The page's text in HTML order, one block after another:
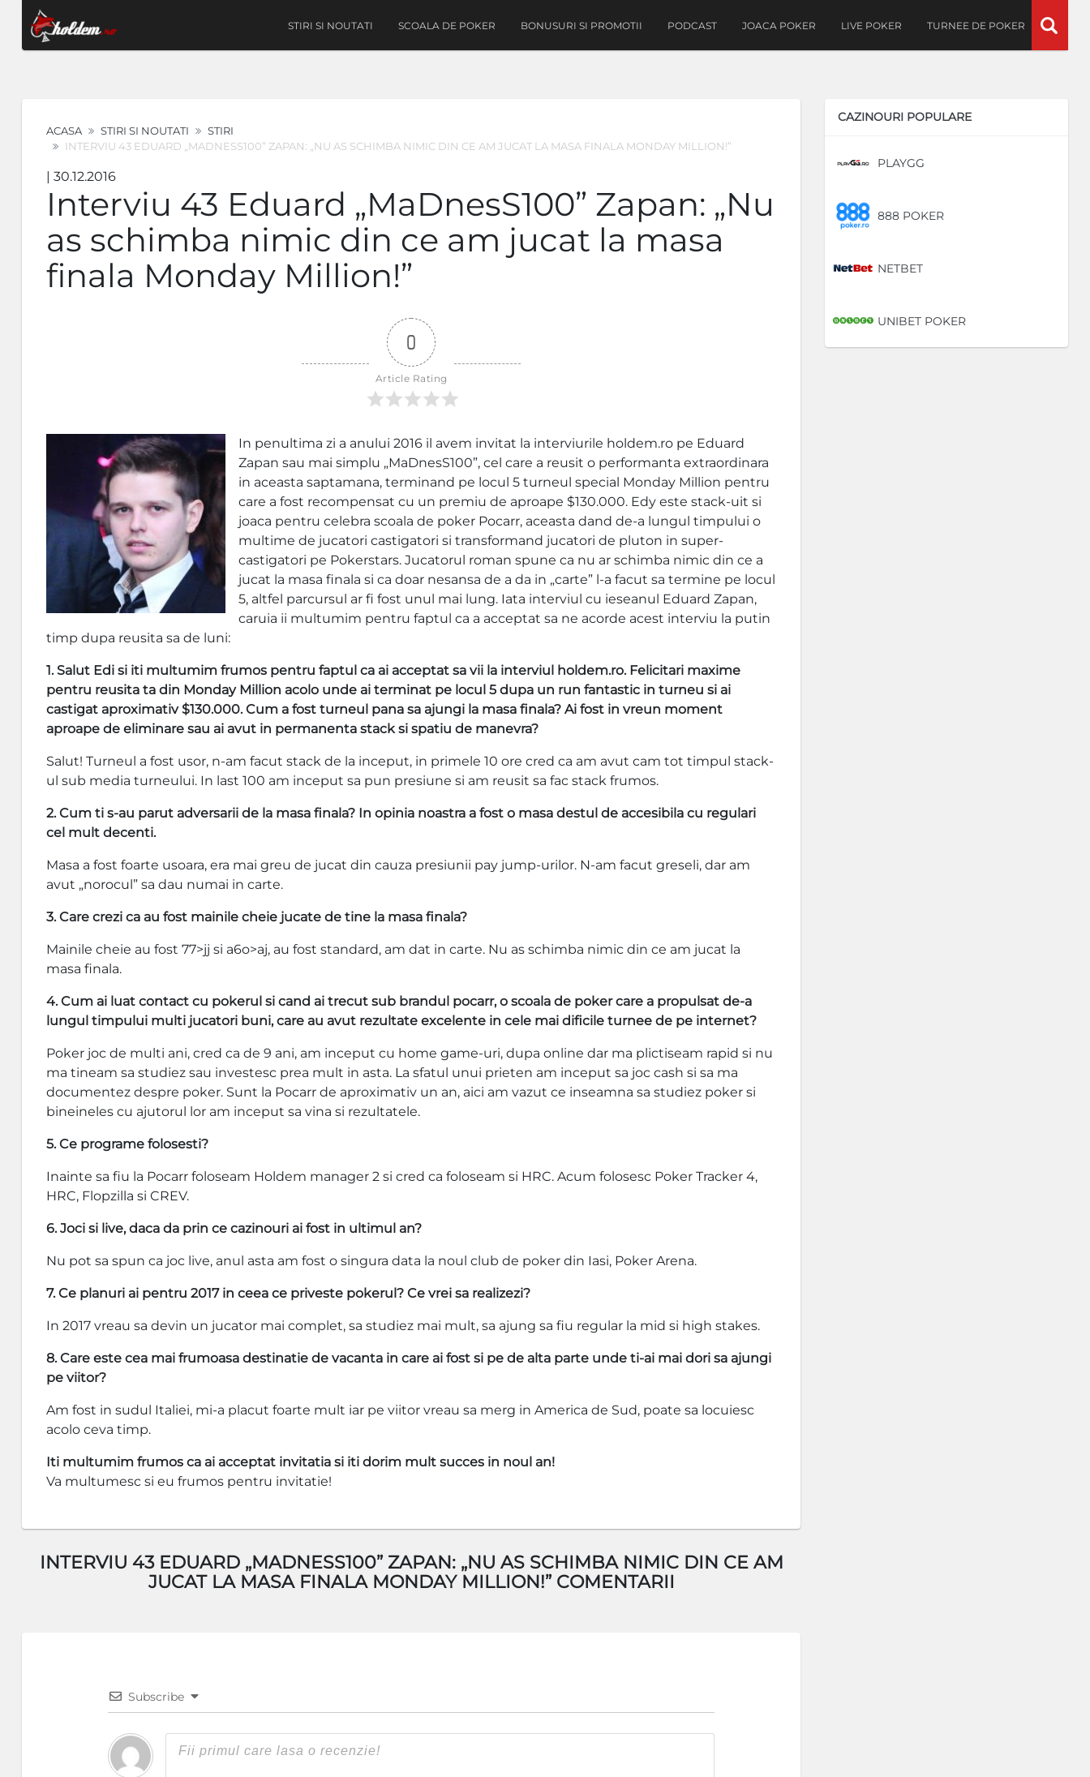
STIRI SI NOUTATI SCOALA DE POKER BONUSURI SI PROMOTII PODCAST JOACA POKER LIVE POKER TURNEE DE POKER
ACASA STIRI SI NOUTATI
STIRI
INTERVIU 43 EDUARD „MADNESS100” ZAPAN: „NU AS SCHIMBA NIMIC DIN CE AM JUCAT LA MASA FINALA MONDAY MILLION!”
| 30.12.2016
Interviu 43 Eduard „MaDnesS100” Zapan: „Nu
as schimba nimic din ce am jucat la masa
finala Monday Million!”
0
Article Rating
In penultima zi a anului 2016 il avem invitat la interviurile holdem.ro pe Eduard
Zapan sau mai simplu „MaDnesS100”, cel care a reusit o performanta extraordinara
in aceasta saptamana, terminand pe locul 5 turneul special Monday Million pentru
care a fost recompensat cu un premiu de aproape $130.000. Edy este stack-uit si
joaca pentru celebra scoala de poker Pocarr, aceasta dand de-a lungul timpului o
multime de jucatori castigatori si transformand jucatori de pluton in super-
castigatori pe Pokerstars. Jucatorul roman spune ca nu ar schimba nimic din ce a
jucat la masa finala si ca doar nesansa de a da in „carte” l-a facut sa termine pe locul
5, altfel parcursul ar fi fost unul mai lung. Iata interviul cu ieseanul Eduard Zapan,
caruia ii multumim pentru faptul ca a acceptat sa ne acorde acest interviu la putin
timp dupa reusita sa de luni:
1. Salut Edi si iti multumim frumos pentru faptul ca ai acceptat sa vii la interviul holdem.ro. Felicitari maxime
pentru reusita ta din Monday Million acolo unde ai terminat pe locul 5 dupa un run fantastic in turneu si ai
castigat aproximativ $130.000. Cum a fost turneul pana sa ajungi la masa finala? Ai fost in vreun moment
aproape de eliminare sau ai avut in permanenta stack si spatiu de manevra?
Salut! Turneul a fost usor, n-am facut stack de la inceput, in primele 10 ore cred ca am avut cam tot timpul stack-
ul sub media turneului. In last 100 am inceput sa pun presiune si am reusit sa fac stack frumos.
2. Cum ti s-au parut adversarii de la masa finala? In opinia noastra a fost o masa destul de accesibila cu regulari
cel mult decenti.
Masa a fost foarte usoara, era mai greu de jucat din cauza presiunii pay jump-urilor. N-am facut greseli, dar am
avut „norocul” sa dau numai in carte.
3. Care crezi ca au fost mainile cheie jucate de tine la masa finala?
Mainile cheie au fost 77>jj si a6o>aj, au fost standard, am dat in carte. Nu as schimba nimic din ce am jucat la
masa finala.
4. Cum ai luat contact cu pokerul si cand ai trecut sub brandul pocarr, o scoala de poker care a propulsat de-a
lungul timpului multi jucatori buni, care au avut rezultate excelente in cele mai dificile turnee de pe internet?
Poker joc de multi ani, cred ca de 9 ani, am inceput cu home game-uri, dupa online dar ma plictiseam rapid si nu
ma tineam sa studiez sau investesc prea mult in asta. La sfatul unui prieten am inceput sa joc cash si sa ma
documentez despre poker. Sunt la Pocarr de aproximativ un an, aici am vazut ce inseamna sa studiez poker si
bineineles cu ajutorul lor am inceput sa vina si rezultatele.
5. Ce programe folosesti?
Inainte sa fiu la Pocarr foloseam Holdem manager 2 si cred ca foloseam si HRC. Acum folosesc Poker Tracker 4,
HRC, Flopzilla si CREV.
6. Joci si live, daca da prin ce cazinouri ai fost in ultimul an?
Nu pot sa spun ca joc live, anul asta am fost o singura data la noul club de poker din Iasi, Poker Arena.
7. Ce planuri ai pentru 2017 in ceea ce priveste pokerul? Ce vrei sa realizezi?
In 2017 vreau sa devin un jucator mai complet, sa studiez mai mult, sa ajung sa fiu regular la mid si high stakes.
8. Care este cea mai frumoasa destinatie de vacanta in care ai fost si pe de alta parte unde ti-ai mai dori sa ajungi
pe viitor?
Am fost in sudul Italiei, mi-a placut foarte mult iar pe viitor vreau sa merg in America de Sud, poate sa locuiesc
acolo ceva timp.
Iti multumim frumos ca ai acceptat invitatia si iti dorim mult succes in noul an!
Va multumesc si eu frumos pentru invitatie!
INTERVIU 43 EDUARD „MADNESS100” ZAPAN: „NU AS SCHIMBA NIMIC DIN CE AM
JUCAT LA MASA FINALA MONDAY MILLION!” COMENTARII
Subscribe
CAZINOURI POPULARE
PLAYGG
888 POKER
NETBET
UNIBET POKER